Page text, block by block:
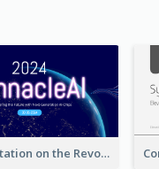
A Presentation on the Revolutionary Development of AI Chips